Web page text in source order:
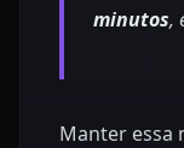
minutos,
Manter essa